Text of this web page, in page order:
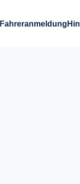
Fahreranmeldung